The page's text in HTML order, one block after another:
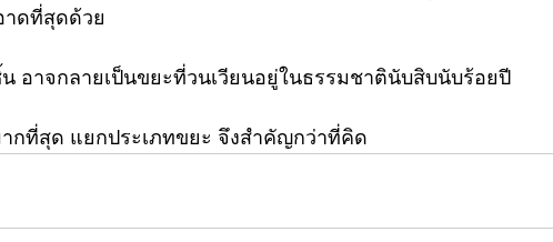
าดที่สุดด้วย
อาจกลายเป็นขยะที่วนเวียนอยู่ในธรรมชาตินับสิบนับร้อยปี
กที่สุด แยกประเภทขยะ จึงสำคัญกว่าที่คิด